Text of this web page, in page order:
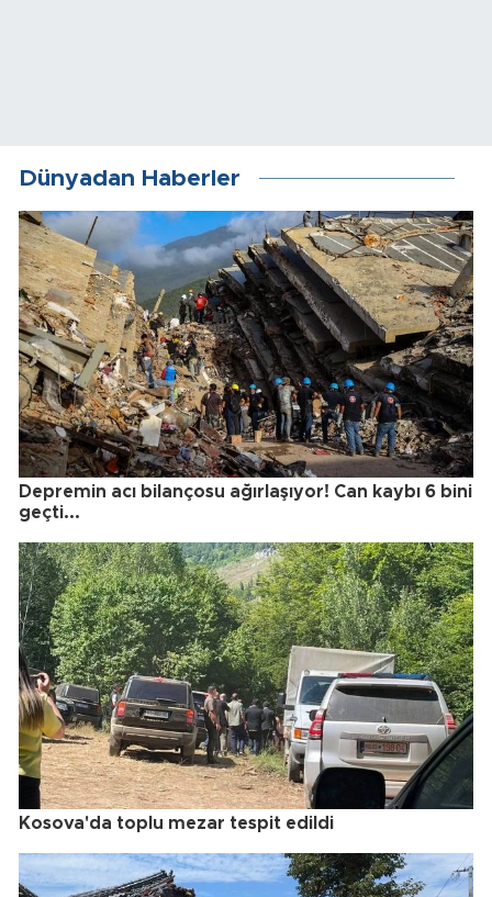
Dünyadan Haberler
Depremin acı bilançosu ağırlaşıyor! Can kaybı 6 bini
geçti...
Kosova'da toplu mezar tespit edildi